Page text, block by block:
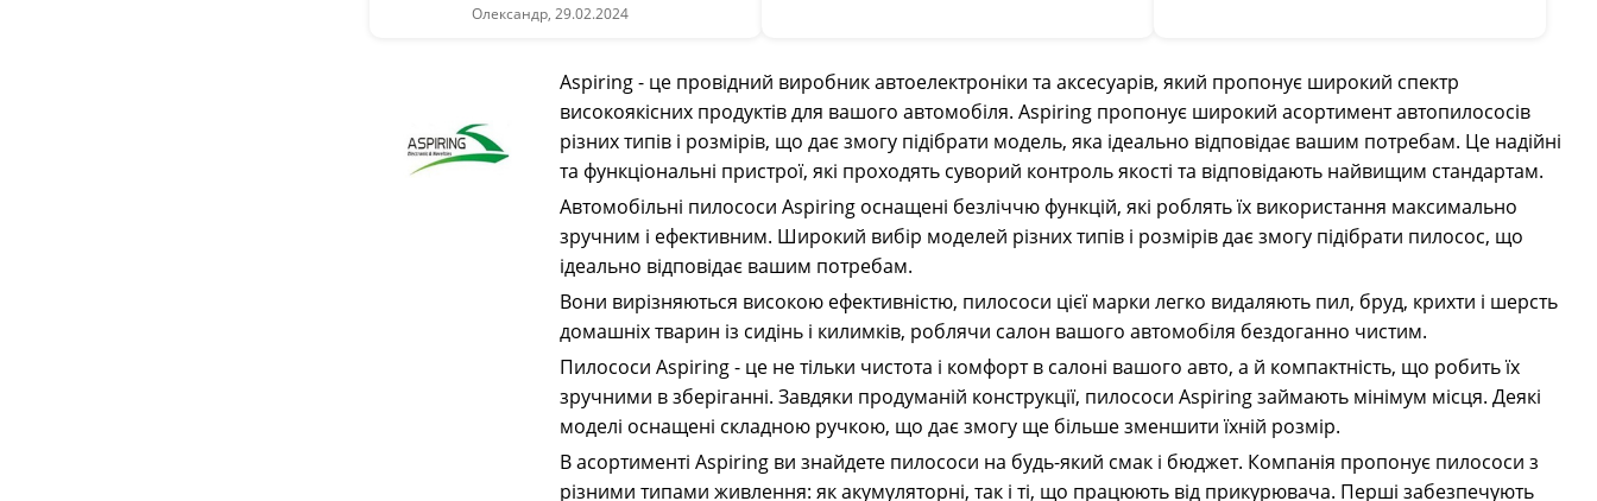
Олександр, 29.02.2024
Aspiring - це провідний виробник автоелектроніки та аксесуарів, який пропонує широкий спектр
високоякісних продуктів для вашого автомобіля. Aspiring пропонує широкий асортимент автопилососів
різних типів і розмірів, що дає змогу підібрати модель, яка ідеально відповідає вашим потребам. Це надійні
та функціональні пристрої, які проходять суворий контроль якості та відповідають найвищим стандартам.
Автомобільні пилососи Aspiring оснащені безліччю функцій, які роблять їх використання максимально
зручним і ефективним. Широкий вибір моделей різних типів і розмірів дає змогу підібрати пилосос, що
ідеально відповідає вашим потребам.
Вони вирізняються високою ефективністю, пилососи цієї марки легко видаляють пил, бруд, крихти і шерсть
домашніх тварин із сидінь і килимків, роблячи салон вашого автомобіля бездоганно чистим.
Пилососи Aspiring - це не тільки чистота і комфорт в салоні вашого авто, а й компактність, що робить їх
зручними в зберіганні. Завдяки продуманій конструкції, пилососи Aspiring займають мінімум місця. Деякі
моделі оснащені складною ручкою, що дає змогу ще більше зменшити їхній розмір.
В асортименті Aspiring ви знайдете пилососи на будь-який смак і бюджет. Компанія пропонує пилососи з
різними типами живлення: як акумуляторні, так і ті, що працюють від прикурювача. Перші забезпечують